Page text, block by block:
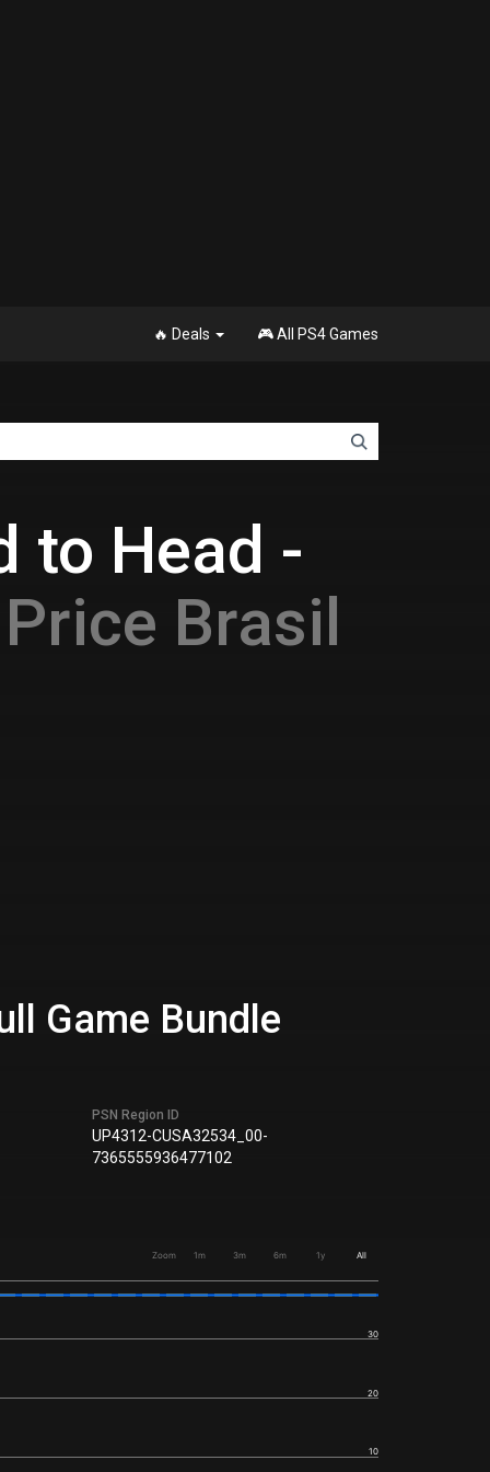
🔥 Deals 🎮 All PS4 Games
to Head -
Brasil
Game Bundle
PSN Region ID
UP4312-CUSA32534_00-
7365555936477102
Zoom 1m 3m 6m 1y All
10
20
30